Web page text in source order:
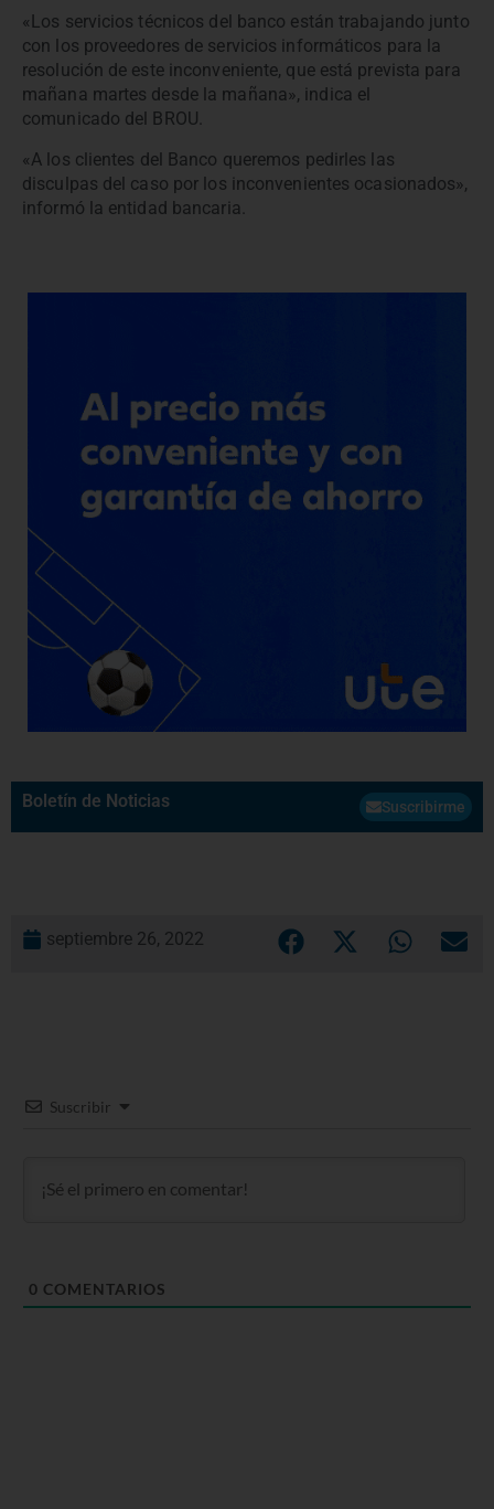
«Los servicios técnicos del banco están trabajando junto
con los proveedores de servicios informáticos para la
resolución de este inconveniente, que está prevista para
mañana martes desde la mañana», indica el
comunicado del BROU.
«A los clientes del Banco queremos pedirles las
disculpas del caso por los inconvenientes ocasionados»,
informó la entidad bancaria.
Boletín de Noticias Suscribirme
septiembre 26, 2022
Suscribir
0 COMENTARIOS